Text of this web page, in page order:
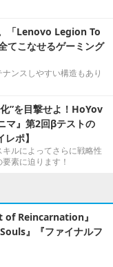
「Lenovo Legion To
てこなせるゲーミング
ンスしやすい構造もあり
”を目撃せよ！HoYov
マ』第2回βテストの
ポ】
ルによってさらに戦略性
素に迫ります！
of Reincarnation』
』『ファイナルフ